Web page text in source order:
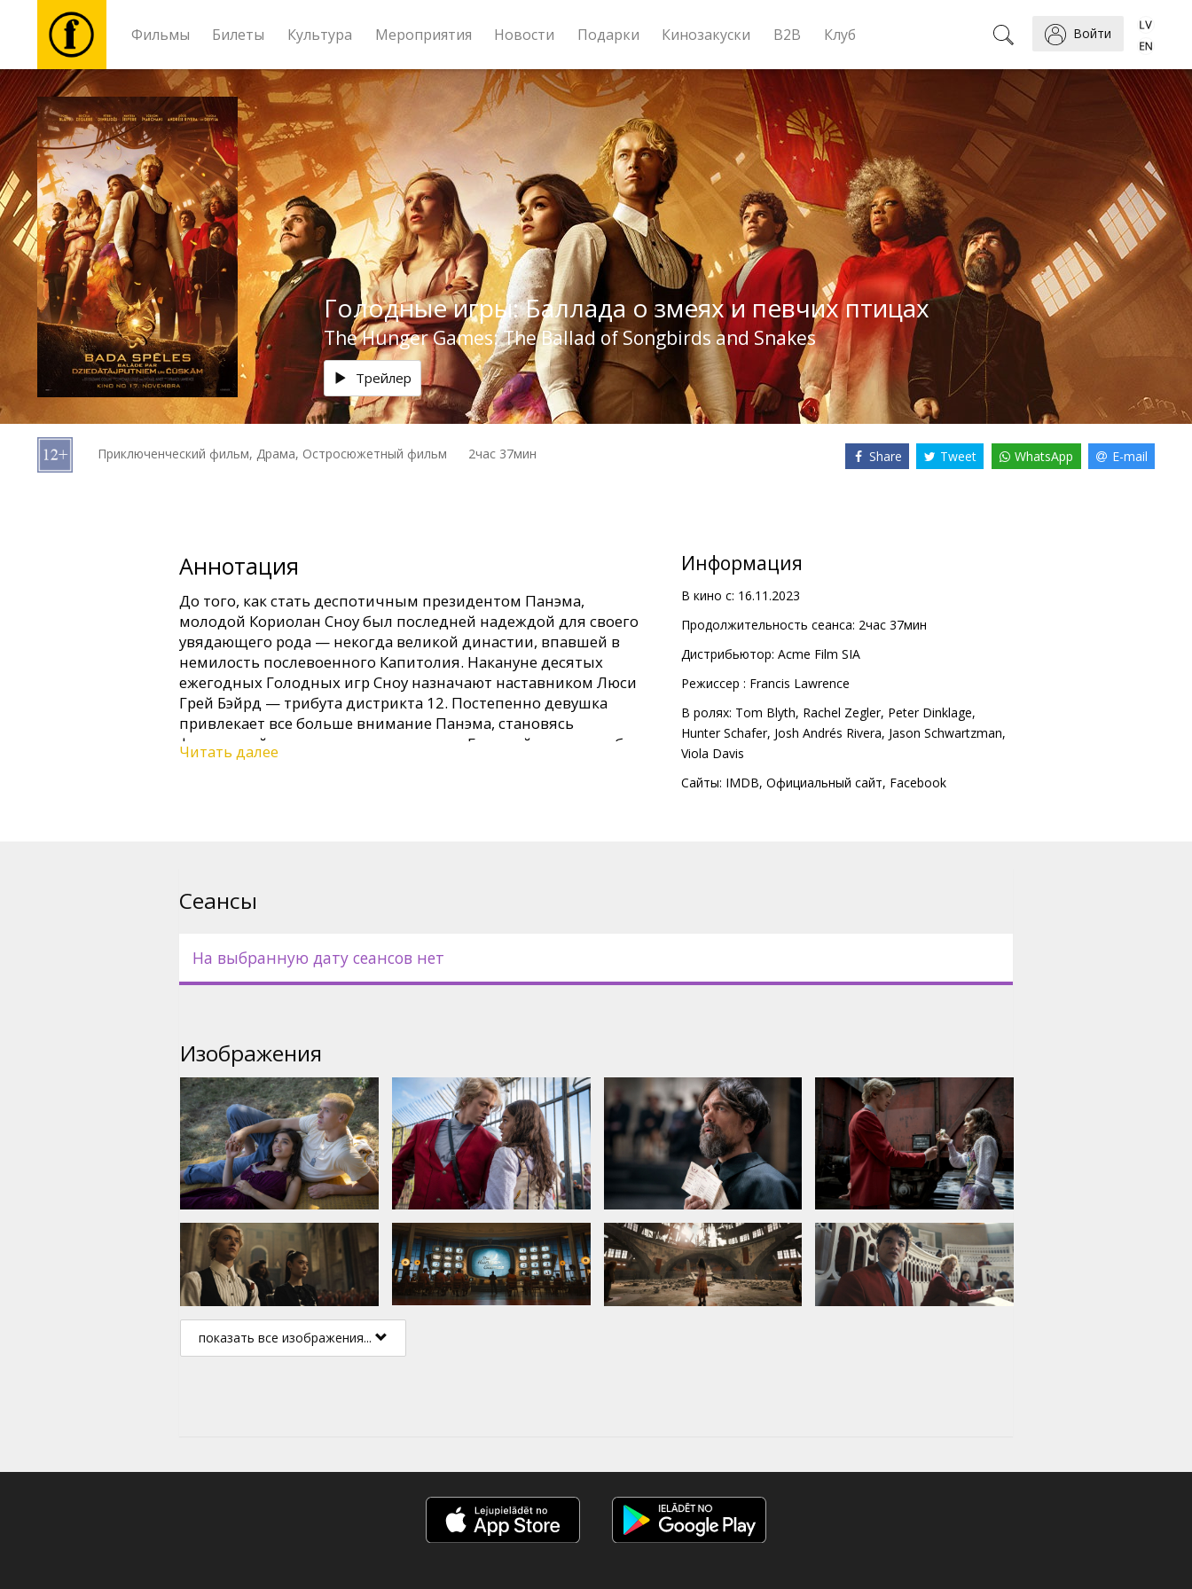
Фильмы Билеты Культура Мероприятия Новости Подарки Кинозакуски B2B Клуб Войти
Фильмы
Билеты
Культура
Мероприятия
Новости
Подарки
B2B
Голодные игры: Баллада о змеях и певчих птицах
The Hunger Games: The Ballad of Songbirds and Snakes
Трейлер
Приключенческий фильм, Драма, Остросюжетный фильм 2час 37мин Share Tweet WhatsApp E-mail
Аннотация
До того, как стать деспотичным президентом Панэма,
молодой Кориолан Сноу был последней надеждой для своего
увядающего рода — некогда великой династии, впавшей в
немилость послевоенного Капитолия. Накануне десятых
ежегодных Голодных игр Сноу назначают наставником Люси
Грей Бэйрд — трибута дистрикта 12. Постепенно девушка
привлекает все больше внимание Панэма, становясь
фавориткой грядущего соревнования. Готовый на все, чтобы
вернуть своей семье былое величие, Сноу решает обратить
Читать далее
Информация
В кино с: 16.11.2023
Продолжительность сеанса: 2час 37мин
Дистрибьютор: Acme Film SIA
Pежиссер : Francis Lawrence
В ролях: Tom Blyth, Rachel Zegler, Peter Dinklage,
Hunter Schafer, Josh Andrés Rivera, Jason Schwartzman,
Viola Davis
Сайты: IMDB, Официальный сайт, Facebook
Сеансы
На выбранную дату сеансов нет
Изображения
показать все изображения...